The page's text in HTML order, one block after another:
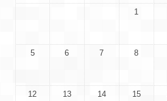
1
5 6 7 8
12 13 14 15